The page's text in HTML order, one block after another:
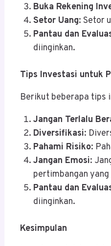
Buka Rekening
Setor Uang: Setor
Pantau dan
diinginkan.
Tips Investasi untuk
Berikut beberapa tips
Jangan Terlalu
Diversifikasi:
Pahami Risiko:
Jangan Emosi:
pertimbangan
Pantau dan
diinginkan.
Kesimpulan